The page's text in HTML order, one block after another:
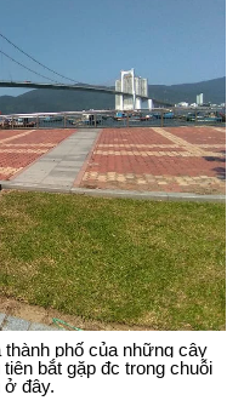
phố của những cây
bắt gặp đc trong chuỗi
ở đây.